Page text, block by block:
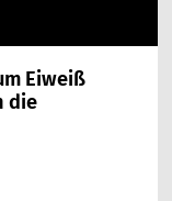
Eiweiß
die